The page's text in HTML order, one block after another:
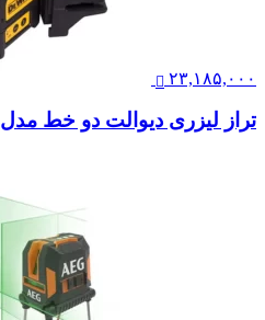
۲۳,۱۸۵,۰۰۰
تراز لیزری دیوالت دو خط مدل DW088K-XJ